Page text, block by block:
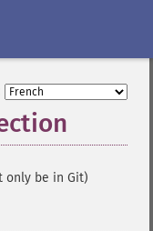
only be in Git)